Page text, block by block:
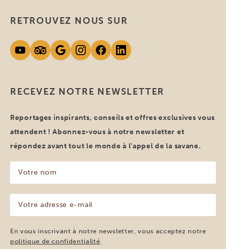
RECEVEZ NOTRE NEWSLETTER
Reportages inspirants, conseils et offres exclusives vous
attendent ! Abonnez-vous à notre newsletter et
répondez avant tout le monde à l’appel de la savane.
nom
(Nécessaire)
adresse
e-
mail
(Nécessaire)
En vous inscrivant à notre newsletter, vous acceptez notre
politique de confidentialité.
RETROUVEZ NOUS SUR